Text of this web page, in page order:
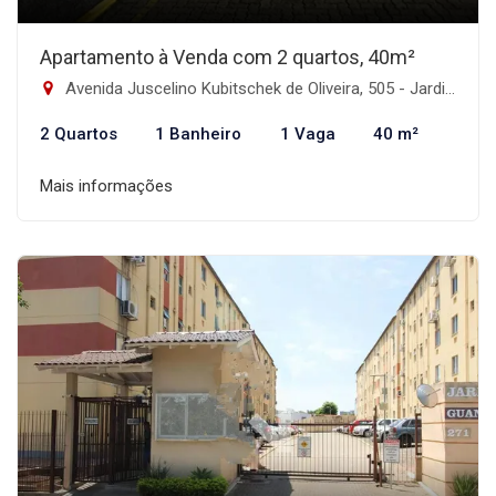
Apartamento à Venda com 2 quartos, 40m²
Avenida Juscelino Kubitschek de Oliveira, 505 - Jardim Dona Leopoldina, Porto Alegre-RS
2 Quartos 1 Banheiro 1 Vaga 40 m²
Mais informações